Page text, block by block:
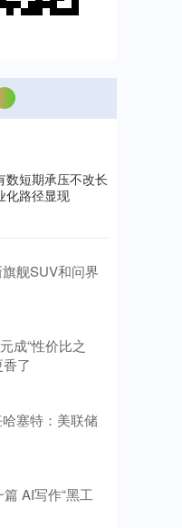
数短期承压不改长
化路径显现
舰SUV和问界
成“性价比之
了
塞特：美联储
AI写作“黑工